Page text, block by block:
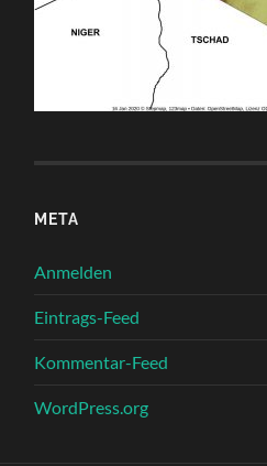
META
Anmelden
Eintrags-Feed
Kommentar-Feed
WordPress.org